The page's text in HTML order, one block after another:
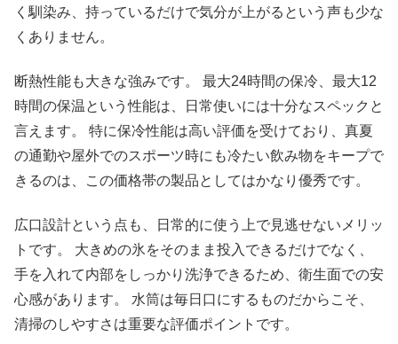
く馴染み、持っているだけで気分が上がるという声も少な
くありません。
断熱性能も大きな強みです。 最大24時間の保冷、最大12
時間の保温という性能は、日常使いには十分なスペックと
言えます。 特に保冷性能は高い評価を受けており、真夏
の通勤や屋外でのスポーツ時にも冷たい飲み物をキープで
きるのは、この価格帯の製品としてはかなり優秀です。
広口設計という点も、日常的に使う上で見逃せないメリッ
トです。 大きめの氷をそのまま投入できるだけでなく、
手を入れて内部をしっかり洗浄できるため、衛生面での安
心感があります。 水筒は毎日口にするものだからこそ、
清掃のしやすさは重要な評価ポイントです。